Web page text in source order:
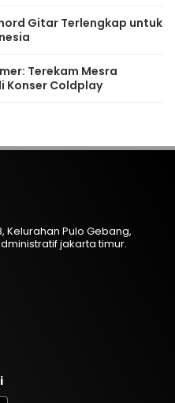
Gitar Terlengkap untuk
Terekam Mesra
Konser Coldplay
Kelurahan Pulo Gebang,
jakarta timur.